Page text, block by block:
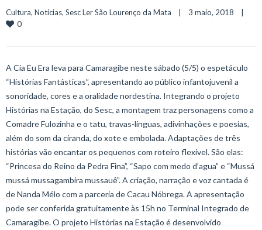
Cultura, Notícias, Sesc Ler São Lourenço da Mata
0
A Cia Eu Era leva para Camaragibe neste sábado (5/5) o espetáculo
“Histórias Fantásticas”, apresentando ao público infantojuvenil a
sonoridade, cores e a oralidade nordestina. Integrando o projeto
Histórias na Estação, do Sesc, a montagem traz personagens como a
Comadre Fulozinha e o tatu, travas-línguas, adivinhações e poesias,
além do som da ciranda, do xote e embolada. Adaptações de três
histórias vão encantar os pequenos com roteiro flexível. São elas:
“Princesa do Reino da Pedra Fina”, “Sapo com medo d’agua” e “Mussá
mussá mussagambira mussauê”. A criação, narração e voz cantada é
de Nanda Mélo com a parceria de Cacau Nóbrega. A apresentação
pode ser conferida gratuitamente às 15h no Terminal Integrado de
Camaragibe. O projeto Histórias na Estação é desenvolvido